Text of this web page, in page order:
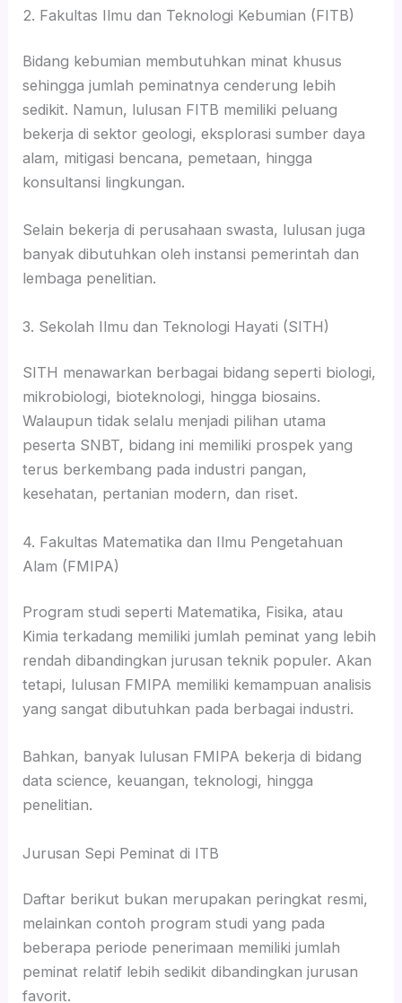
2. Fakultas Ilmu dan Teknologi Kebumian (FITB)
Bidang kebumian membutuhkan minat khusus
sehingga jumlah peminatnya cenderung lebih
sedikit. Namun, lulusan FITB memiliki peluang
bekerja di sektor geologi, eksplorasi sumber daya
alam, mitigasi bencana, pemetaan, hingga
konsultansi lingkungan.
Selain bekerja di perusahaan swasta, lulusan juga
banyak dibutuhkan oleh instansi pemerintah dan
lembaga penelitian.
3. Sekolah Ilmu dan Teknologi Hayati (SITH)
SITH menawarkan berbagai bidang seperti biologi,
mikrobiologi, bioteknologi, hingga biosains.
Walaupun tidak selalu menjadi pilihan utama
peserta SNBT, bidang ini memiliki prospek yang
terus berkembang pada industri pangan,
kesehatan, pertanian modern, dan riset.
4. Fakultas Matematika dan Ilmu Pengetahuan
Alam (FMIPA)
Program studi seperti Matematika, Fisika, atau
Kimia terkadang memiliki jumlah peminat yang lebih
rendah dibandingkan jurusan teknik populer. Akan
tetapi, lulusan FMIPA memiliki kemampuan analisis
yang sangat dibutuhkan pada berbagai industri.
Bahkan, banyak lulusan FMIPA bekerja di bidang
data science, keuangan, teknologi, hingga
penelitian.
Jurusan Sepi Peminat di ITB
Daftar berikut bukan merupakan peringkat resmi,
melainkan contoh program studi yang pada
beberapa periode penerimaan memiliki jumlah
peminat relatif lebih sedikit dibandingkan jurusan
favorit.